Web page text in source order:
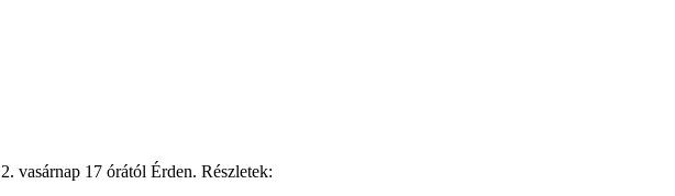
vasárnap 17 órától Érden. Részletek: